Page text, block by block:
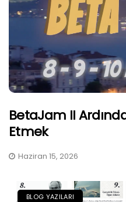
BetaJam II
Etmek
Haziran 15, 2026
BLOG YAZILARI